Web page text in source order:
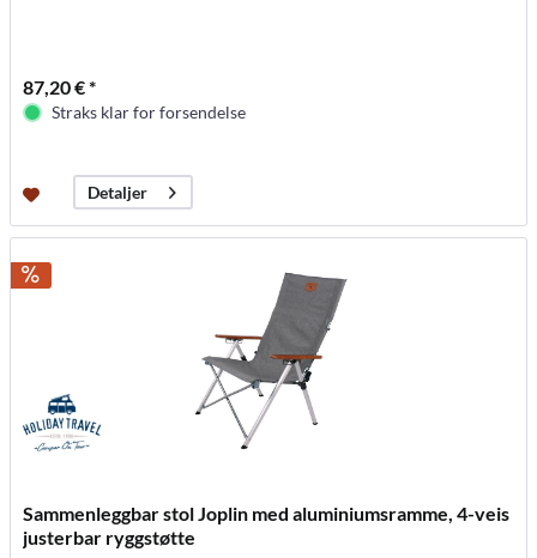
87,20 € *
Straks klar for forsendelse
Detaljer
Sammenleggbar stol Joplin med aluminiumsramme, 4-veis
justerbar ryggstøtte